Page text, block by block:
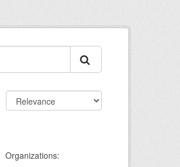
Organizations: